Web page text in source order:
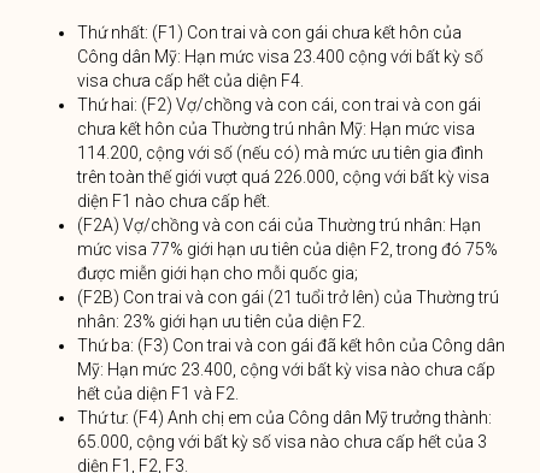
Thứ nhất: (F1) Con trai và con gái chưa kết hôn của
Công dân Mỹ: Hạn mức visa 23.400 cộng với bất kỳ số
visa chưa cấp hết của diện F4.
Thứ hai: (F2) Vợ/chồng và con cái, con trai và con gái
chưa kết hôn của Thường trú nhân Mỹ: Hạn mức visa
114.200, cộng với số (nếu có) mà mức ưu tiên gia đình
trên toàn thế giới vượt quá 226.000, cộng với bất kỳ visa
diện F1 nào chưa cấp hết.
(F2A) Vợ/chồng và con cái của Thường trú nhân: Hạn
mức visa 77% giới hạn ưu tiên của diện F2, trong đó 75%
được miễn giới hạn cho mỗi quốc gia;
(F2B) Con trai và con gái (21 tuổi trở lên) của Thường trú
nhân: 23% giới hạn ưu tiên của diện F2.
Thứ ba: (F3) Con trai và con gái đã kết hôn của Công dân
Mỹ: Hạn mức 23.400, cộng với bất kỳ visa nào chưa cấp
hết của diện F1 và F2.
Thứ tư: (F4) Anh chị em của Công dân Mỹ trưởng thành:
65.000, cộng với bất kỳ số visa nào chưa cấp hết của 3
diện F1, F2, F3.